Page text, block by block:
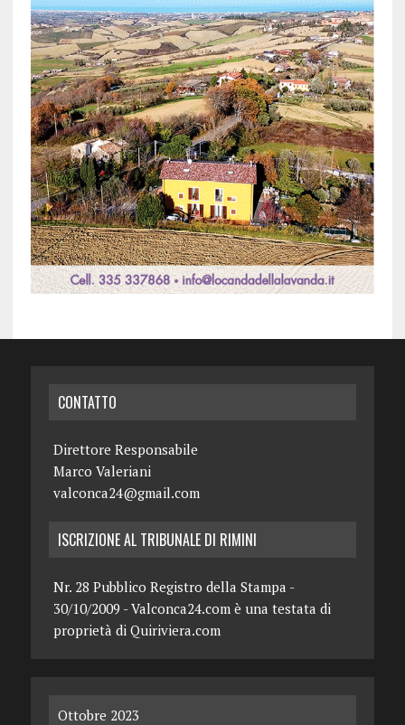
CONTATTO
Direttore Responsabile
Marco Valeriani
valconca24@gmail.com
ISCRIZIONE AL TRIBUNALE DI RIMINI
Nr. 28 Pubblico Registro della Stampa -
30/10/2009 - Valconca24.com è una testata di
proprietà di Quiriviera.com
Ottobre 2023